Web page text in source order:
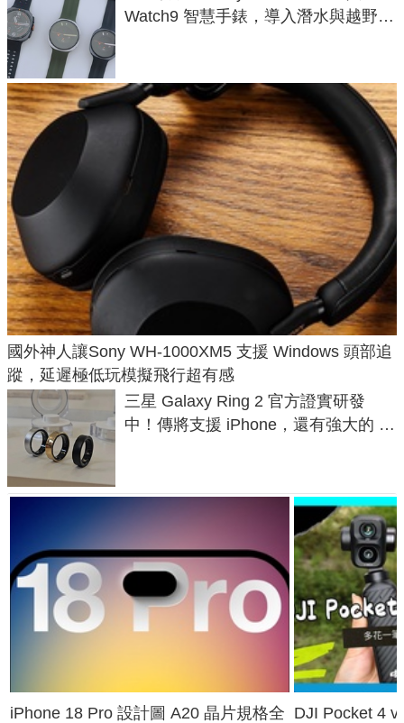
Watch9 智慧手錶，導入潛水與越野跑
國外神人讓Sony WH-1000XM5 支援 Windows 頭部追
蹤，延遲極低玩模擬飛行超有感
三星 Galaxy Ring 2 官方證實研發
中！傳將支援 iPhone，還有強大的 AI
iPhone 18 Pro 設計圖 A20 晶片規格全 DJI Pocket 4